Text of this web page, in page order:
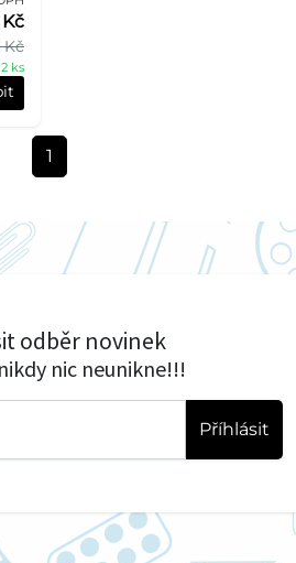
Kč
ks
1
odběr novinek
nic neunikne!!!
Příhlásit